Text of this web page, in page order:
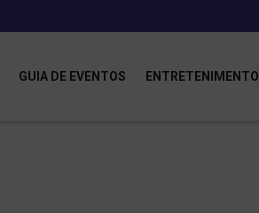
GUIA DE EVENTOS ENTRETENIMENTO